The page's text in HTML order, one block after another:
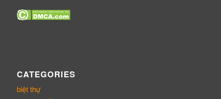
CATEGORIES
biệt thự